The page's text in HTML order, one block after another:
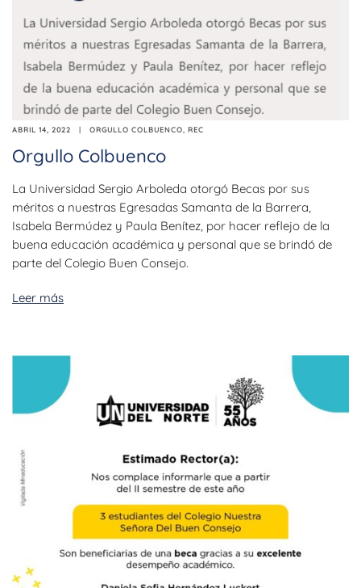
ABRIL 14, 2022 ORGULLO COLBUENCO REC
Orgullo Colbuenco
La Universidad Sergio Arboleda otorgó Becas por sus
méritos a nuestras Egresadas Samanta de la Barrera,
Isabela Bermúdez y Paula Benítez, por hacer reflejo de la
buena educación académica y personal que se brindó de
parte del Colegio Buen Consejo.
Leer más